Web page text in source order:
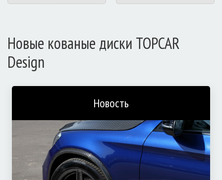
Новые кованые диски TOPCAR
Design
Новость